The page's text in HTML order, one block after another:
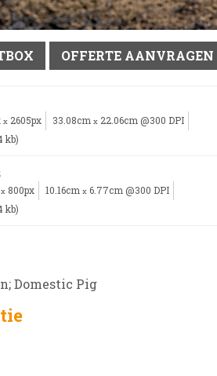
OFFERTE AANVRAGEN
x 2605px 33.08cm x 22.06cm @300 DPI
kb)
x 800px 10.16cm x 6.77cm @300 DPI
kb)
Domestic Pig